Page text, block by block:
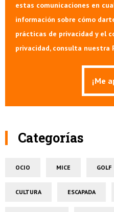
estas comunicaciones en
información sobre cómo
prácticas de privacidad y el
privacidad, consulta nuestra
Categorías
OCIO MICE GOLF
CULTURA ESCAPADA